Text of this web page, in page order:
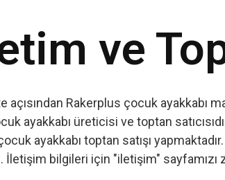
ve
açısından Rakerplus çocuk ayakkabı
ayakkabı üreticisi ve toptan
ayakkabı toptan satışı yapmaktadır.
İletişim bilgileri için "iletişim" sayfamızı